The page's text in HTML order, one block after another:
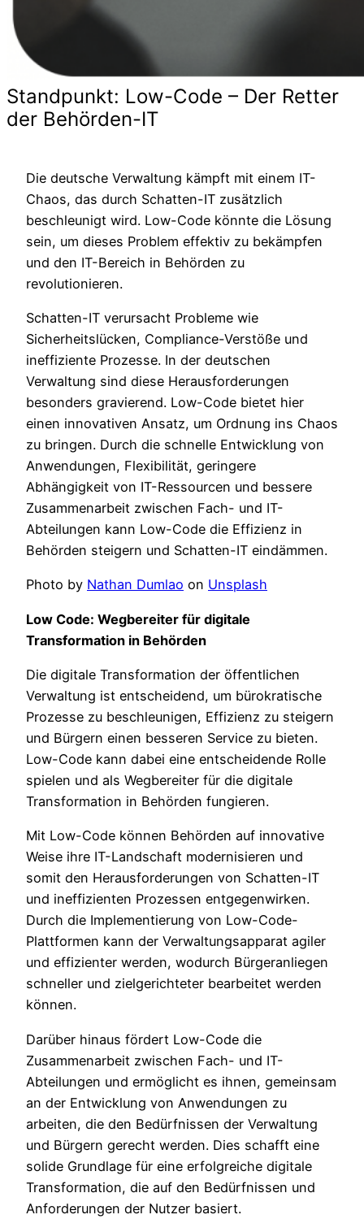
Standpunkt: Low-Code – Der Retter
der Behörden-IT
Die deutsche Verwaltung kämpft mit einem IT-
Chaos, das durch Schatten-IT zusätzlich
beschleunigt wird. Low-Code könnte die Lösung
sein, um dieses Problem effektiv zu bekämpfen
und den IT-Bereich in Behörden zu
revolutionieren.
Schatten-IT verursacht Probleme wie
Sicherheitslücken, Compliance-Verstöße und
ineffiziente Prozesse. In der deutschen
Verwaltung sind diese Herausforderungen
besonders gravierend. Low-Code bietet hier
einen innovativen Ansatz, um Ordnung ins Chaos
zu bringen. Durch die schnelle Entwicklung von
Anwendungen, Flexibilität, geringere
Abhängigkeit von IT-Ressourcen und bessere
Zusammenarbeit zwischen Fach- und IT-
Abteilungen kann Low-Code die Effizienz in
Behörden steigern und Schatten-IT eindämmen.
Photo by Nathan Dumlao on Unsplash
Low Code: Wegbereiter für digitale
Transformation in Behörden
Die digitale Transformation der öffentlichen
Verwaltung ist entscheidend, um bürokratische
Prozesse zu beschleunigen, Effizienz zu steigern
und Bürgern einen besseren Service zu bieten.
Low-Code kann dabei eine entscheidende Rolle
spielen und als Wegbereiter für die digitale
Transformation in Behörden fungieren.
Mit Low-Code können Behörden auf innovative
Weise ihre IT-Landschaft modernisieren und
somit den Herausforderungen von Schatten-IT
und ineffizienten Prozessen entgegenwirken.
Durch die Implementierung von Low-Code-
Plattformen kann der Verwaltungsapparat agiler
und effizienter werden, wodurch Bürgeranliegen
schneller und zielgerichteter bearbeitet werden
können.
Darüber hinaus fördert Low-Code die
Zusammenarbeit zwischen Fach- und IT-
Abteilungen und ermöglicht es ihnen, gemeinsam
an der Entwicklung von Anwendungen zu
arbeiten, die den Bedürfnissen der Verwaltung
und Bürgern gerecht werden. Dies schafft eine
solide Grundlage für eine erfolgreiche digitale
Transformation, die auf den Bedürfnissen und
Anforderungen der Nutzer basiert.